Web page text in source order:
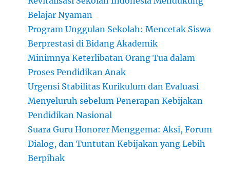
Belajar Nyaman
Program Unggulan Sekolah: Mencetak Siswa
Berprestasi di Bidang Akademik
Minimnya Keterlibatan Orang Tua dalam
Proses Pendidikan Anak
Urgensi Stabilitas Kurikulum dan Evaluasi
Menyeluruh sebelum Penerapan Kebijakan
Pendidikan Nasional
Suara Guru Honorer Menggema: Aksi, Forum
Dialog, dan Tuntutan Kebijakan yang Lebih
Berpihak